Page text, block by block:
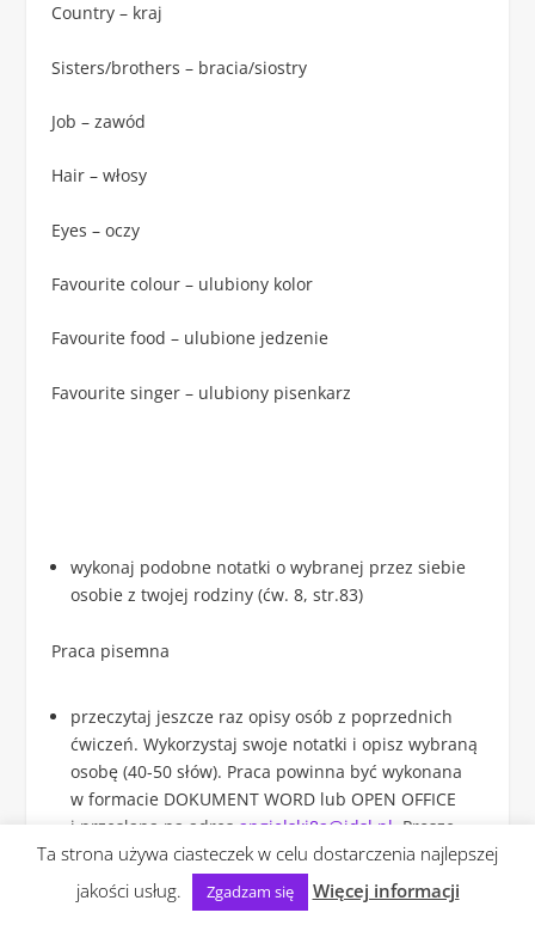
Country – kraj
Sisters/brothers – bracia/siostry
Job – zawód
Hair – włosy
Eyes – oczy
Favourite colour – ulubiony kolor
Favourite food – ulubione jedzenie
Favourite singer – ulubiony pisenkarz
wykonaj podobne notatki o wybranej przez siebie
osobie z twojej rodziny (ćw. 8, str.83)
Praca pisemna
przeczytaj jeszcze raz opisy osób z poprzednich
ćwiczeń. Wykorzystaj swoje notatki i opisz wybraną
osobę (40-50 słów). Praca powinna być wykonana
w formacie DOKUMENT WORD lub OPEN OFFICE
i przesłana na adres angielski8a@idsl.pl . Proszę
nie przesyłać zdjęć tych prac z zeszytu – nie mam
wtedy jak ich sprawdzić i poprawić. W przypadku
problemów proszę o kontakt indywidualny.
Ta strona używa ciasteczek w celu dostarczenia najlepszej
jakości usług.
Zgadzam się Więcej informacji